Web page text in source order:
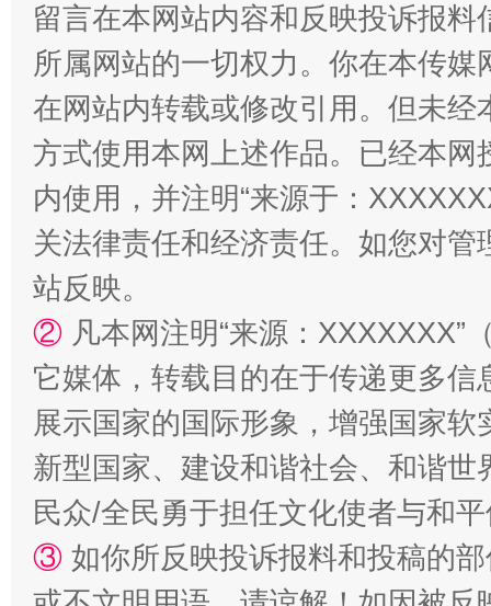
阿坝州三大球赛在茂县开幕 规模
留言在本网站内容和反映投诉报
所属网站的一切权力。你在本传
在网站内转载或修改引用。但未
方式使用本网上述作品。已经本
内使用，并注明“来源于：
关法律责任和经济责任。如您对
站反映。
② 凡本网注明“来源：
它媒体，转载目的在于传递更多
展示国家的国际形象，增强国家
新型国家、建设和谐社会、和谐
民众/全民勇于担任文化使者与和
③ 如你所反映投诉报料和投稿的